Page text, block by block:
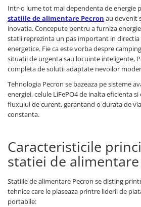
Intr-o lume tot mai dependenta de energie
statiile de alimentare Pecron au devenit
inovatia. Concepute pentru a furniza
statii reprezinta un pas important in
energetice. Fie ca este vorba despre
situatii de urgenta sau locuinte inteligente,
completa de solutii adaptate nevoilor
Tehnologia Pecron se bazeaza pe sisteme
energiei, celule LiFePO4 de inalta eficienta
fluxului de curent, garantand o durata de
constanta.
Caracteristicile
statiei de alimentare
Statiile de alimentare Pecron se disting
tehnice care le plaseaza printre liderii de
portabile: